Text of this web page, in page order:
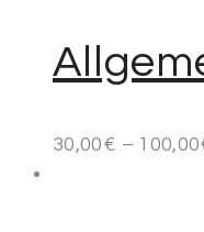
30,00€ – 100,00